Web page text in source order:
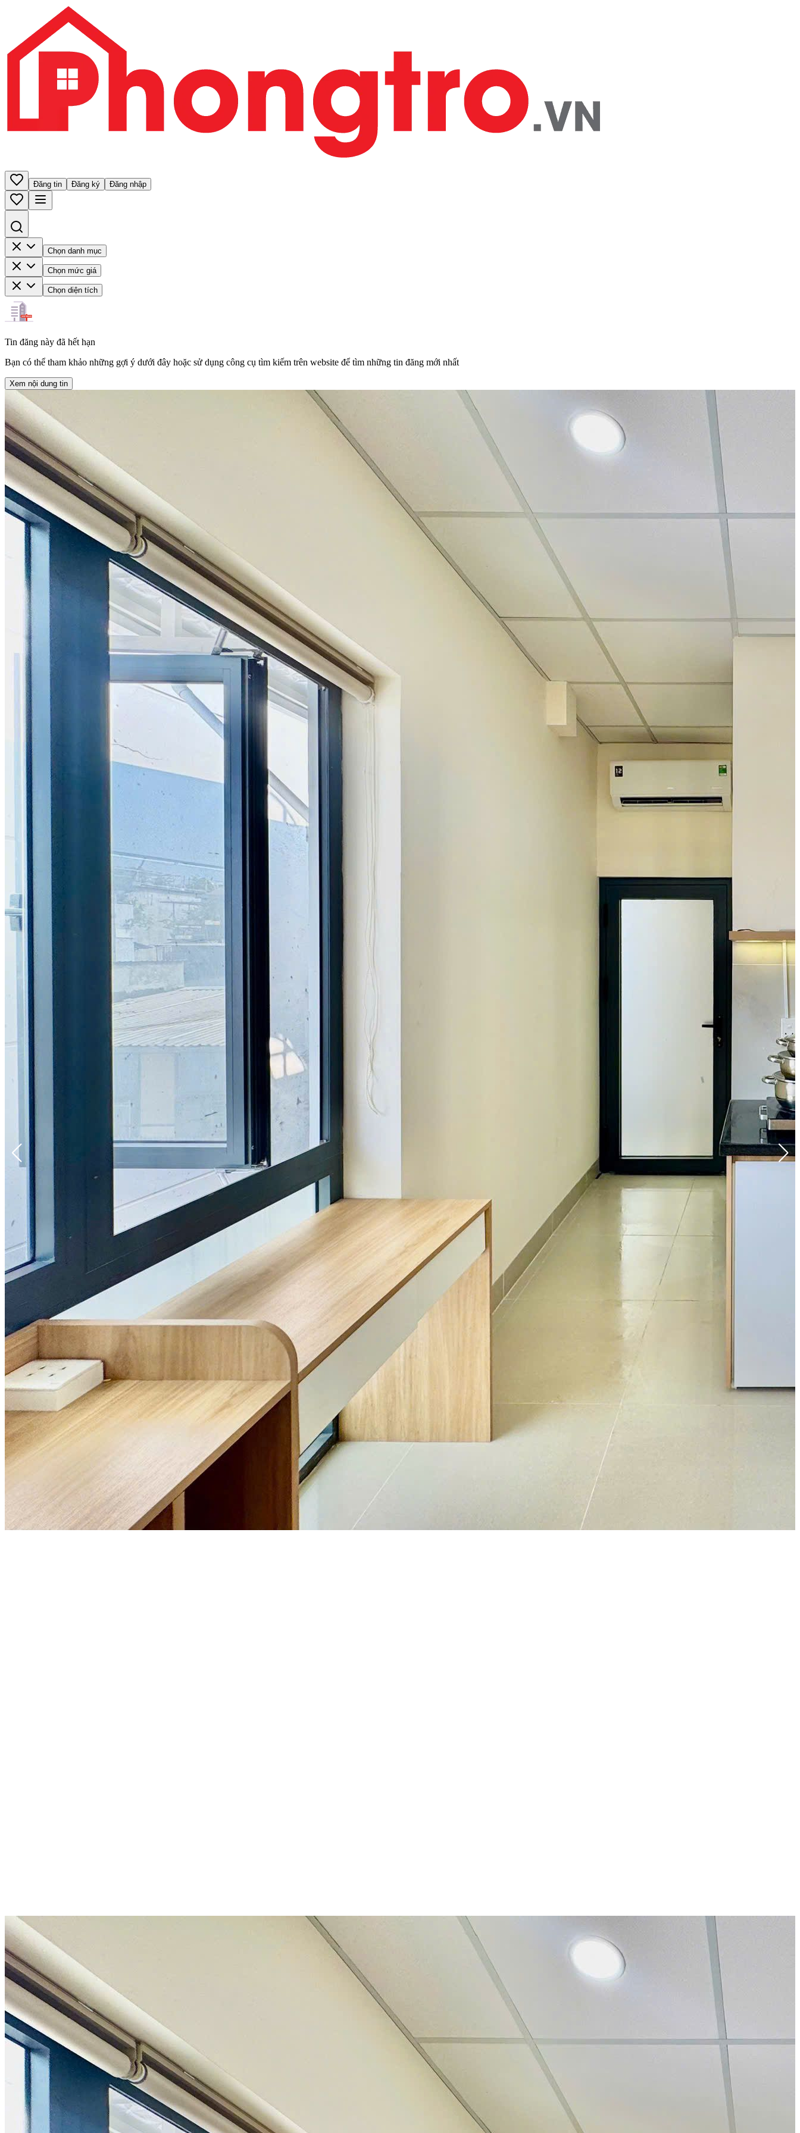
Đăng tin Đăng ký Đăng nhập
Chọn danh mục
Chọn mức giá
Chọn diện tích
Tin đăng này đã hết hạn
Bạn có thể tham khảo những gợi ý dưới đây hoặc sử dụng công cụ tìm kiếm trên website để tìm những tin đăng mới nhất
Xem nội dung tin